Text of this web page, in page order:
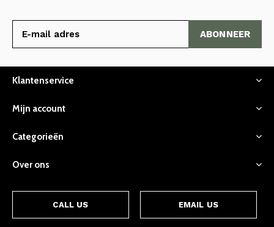
ABONNEER
Klantenservice
Mijn account
Categorieën
Over ons
CALL US EMAIL US